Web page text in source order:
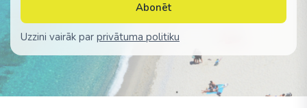
Abonēt
Uzzini vairāk par privātuma politiku